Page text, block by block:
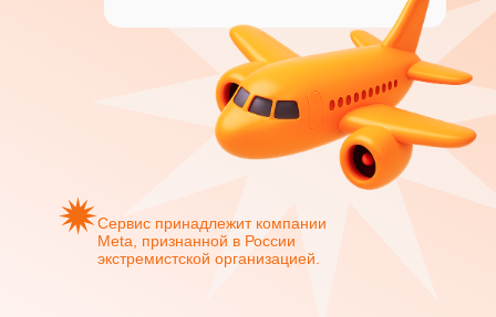
Сервис принадлежит компании
Meta, признанной в России
экстремистской организацией.